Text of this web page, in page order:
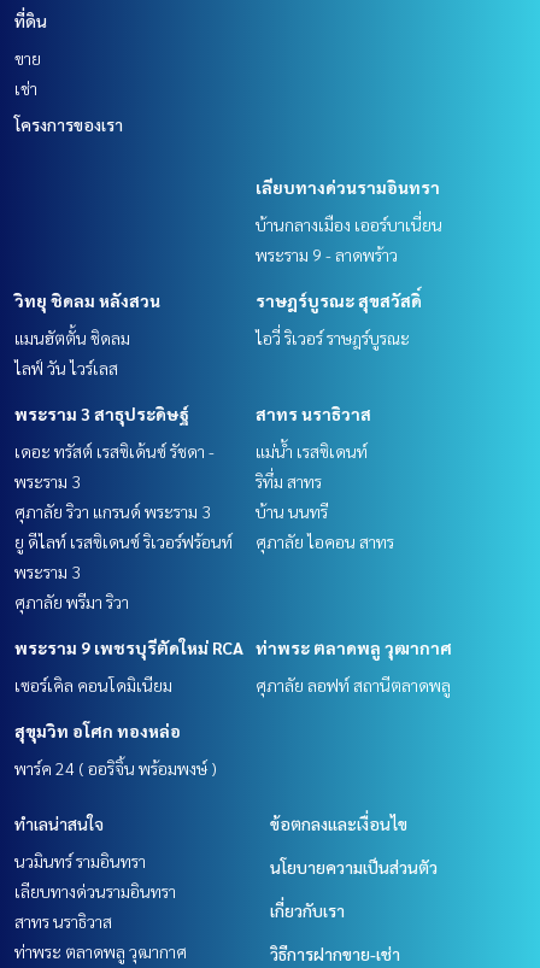
ที่ดิน
ขาย
เช่า
โครงการของเรา
เลียบทางด่วนรามอินทรา
บ้านกลางเมือง เออร์บาเนี่ยน
พระราม 9 - ลาดพร้าว
วิทยุ ชิดลม หลังสวน
แมนฮัตตั้น ชิดลม
ไลฟ์ วัน ไวร์เลส
ราษฎร์บูรณะ สุขสวัสดิ์
ไอวี่ ริเวอร์ ราษฎร์บูรณะ
พระราม 3 สาธุประดิษฐ์
เดอะ ทรัสต์ เรสซิเด้นซ์ รัชดา -
พระราม 3
ศุภาลัย ริวา แกรนด์ พระราม 3
ยู ดีไลท์ เรสซิเดนซ์ ริเวอร์ฟร้อนท์
พระราม 3
ศุภาลัย พรีมา ริวา
สาทร นราธิวาส
แม่น้ำ เรสซิเดนท์
ริทึ่ม สาทร
บ้าน นนทรี
ศุภาลัย ไอคอน สาทร
พระราม 9 เพชรบุรีตัดใหม่ RCA
เซอร์เคิล คอนโดมิเนียม
ท่าพระ ตลาดพลู วุฒากาศ
ศุภาลัย ลอฟท์ สถานีตลาดพลู
สุขุมวิท อโศก ทองหล่อ
พาร์ค 24 ( ออริจิ้น พร้อมพงษ์ )
ทำเลน่าสนใจ
นวมินทร์ รามอินทรา
เลียบทางด่วนรามอินทรา
สาทร นราธิวาส
ท่าพระ ตลาดพลู วุฒากาศ
ข้อตกลงและเงื่อนไข
นโยบายความเป็นส่วนตัว
เกี่ยวกับเรา
วิธีการฝากขาย-เช่า